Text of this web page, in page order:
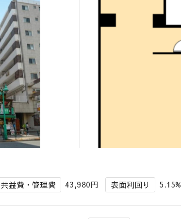
共益費・管理費 43,980円 表面利回り 5.15%